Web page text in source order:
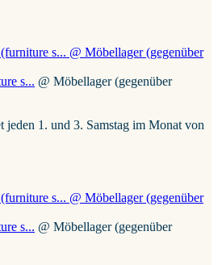
s... @ Möbellager (gegenüber
s... @ Möbellager (gegenüber
jeden 1. und 3. Samstag im Monat von
s... @ Möbellager (gegenüber
s... @ Möbellager (gegenüber